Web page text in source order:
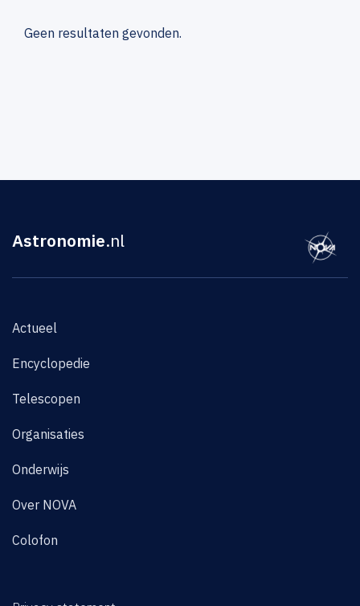
Geen resultaten gevonden.
Astronomie.nl
Actueel
Encyclopedie
Telescopen
Organisaties
Onderwijs
Over NOVA
Colofon